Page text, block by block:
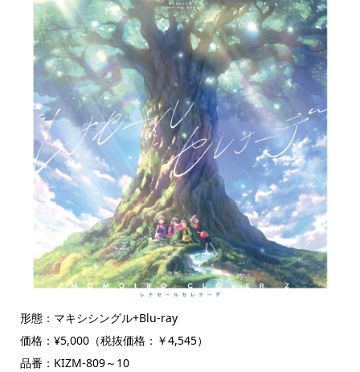
形態：マキシシングル+Blu-ray
価格：¥5,000（税抜価格：￥4,545）
品番：KIZM-809～10